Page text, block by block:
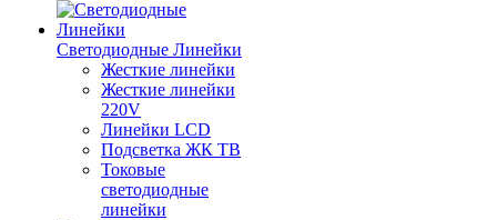
Светодиодные Линейки
Жесткие линейки
Жесткие линейки
220V
Линейки LCD
Подсветка ЖК ТВ
Токовые
светодиодные
линейки